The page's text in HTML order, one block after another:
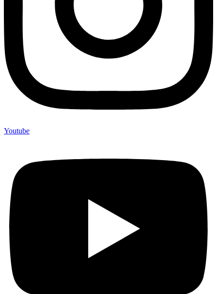
Youtube